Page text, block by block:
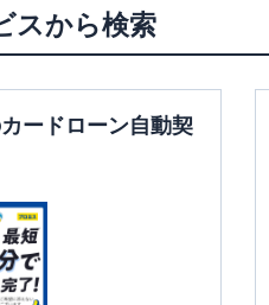
スから検索
ードローン自動契